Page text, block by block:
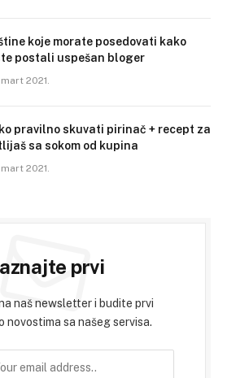
koje morate posedovati kako
postali uspešan bloger
2021.
pravilno skuvati pirinač + recept za
sa sokom od kupina
2021.
prvi
naš newsletter i budite prvi
novostima sa našeg servisa.